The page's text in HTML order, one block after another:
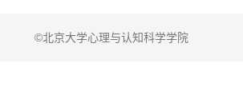
©北京大学心理与认知科学学院